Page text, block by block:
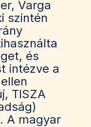
Varga
szintén
és
intézve a
TISZA
A magyar